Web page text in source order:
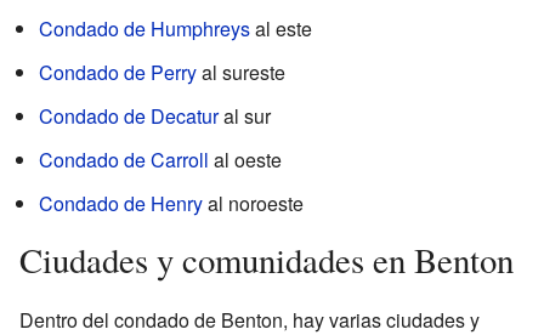
Condado de Humphreysal este
Condado de Perryal sureste
Condado de Decatural sur
Condado de Carroll al oeste
Condado de Henryal noroeste
Ciudades y comunidades en Benton
Dentro del condado de Benton, hay varias ciudades y